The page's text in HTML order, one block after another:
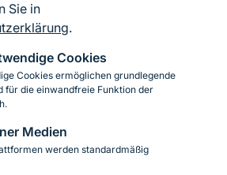
Sie in
.
Cookies
Cookies ermöglichen grundlegende
für die einwandfreie Funktion der
Medien
werden standardmäßig
zur Barrierefreiheit
Impressum
Datenschutz
YouTubeLinkedIn